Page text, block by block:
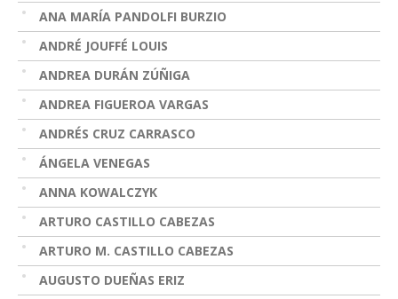
ANA MARÍA PANDOLFI BURZIO
ANDRÉ JOUFFÉ LOUIS
ANDREA DURÁN ZÚÑIGA
ANDREA FIGUEROA VARGAS
ANDRÉS CRUZ CARRASCO
ÁNGELA VENEGAS
ANNA KOWALCZYK
ARTURO CASTILLO CABEZAS
ARTURO M. CASTILLO CABEZAS
AUGUSTO DUEÑAS ERIZ